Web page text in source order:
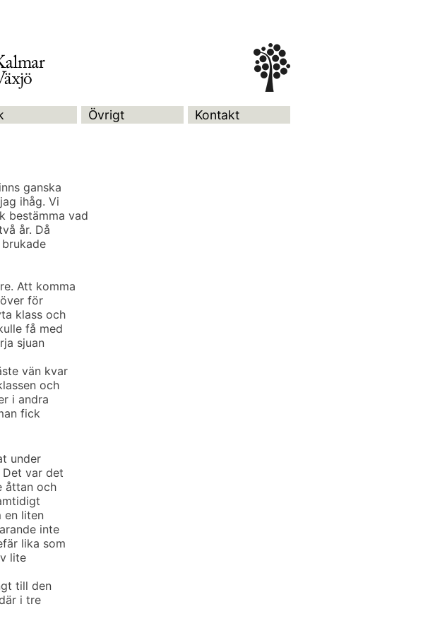
Övrigt Kontakt
ganska
ihåg. Vi
bestämma vad
år. Då
Att komma
för
klass och
få med
sjuan
vän kvar
och
i andra
fick
under
var det
åttan och
en liten
inte
lika som
lite
till den
i tre